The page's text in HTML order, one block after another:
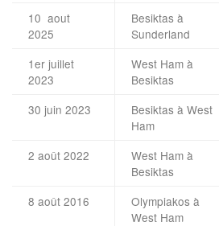
10 aout
2025
Besiktas à
Sunderland
1er juillet
2023
West Ham à
Besiktas
30 juin 2023
Besiktas à West
Ham
2 août 2022
West Ham à
Besiktas
8 août 2016
Olympiakos à
West Ham